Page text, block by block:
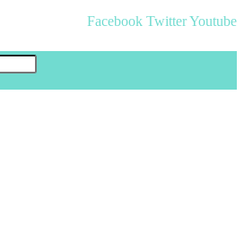
Facebook TwitterYoutube